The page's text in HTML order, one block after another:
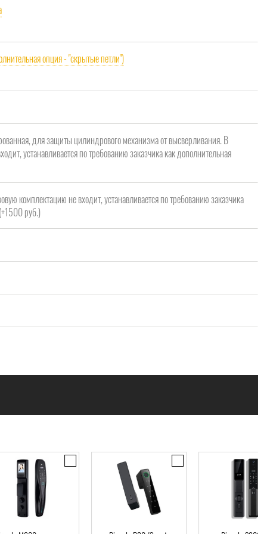
опция - "скрытые петли")
для защиты цилиндрового механизма от высверливания. В
устанавливается по требованию заказчика как дополнительная
комплектацию не входит, устанавливается по требованию заказчика
руб.)